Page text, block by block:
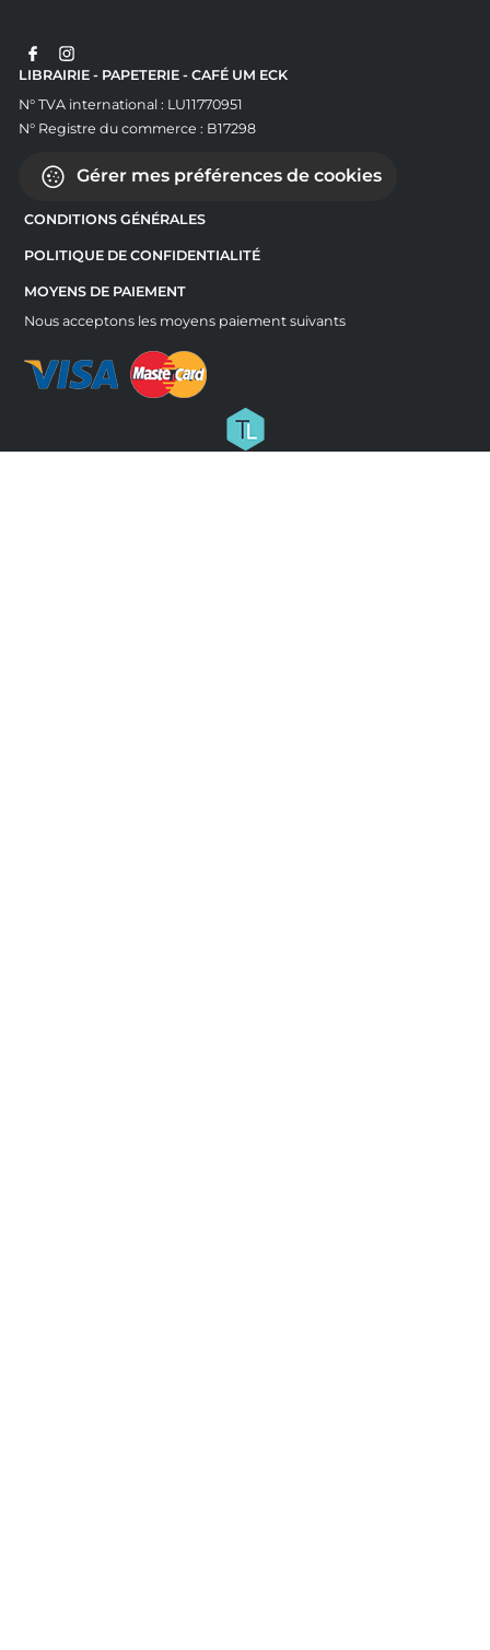
LIBRAIRIE - PAPETERIE - CAFÉ UM ECK
N° TVA international : LU11770951
N° Registre du commerce : B17298
Gérer mes préférences de cookies
CONDITIONS GÉNÉRALES
POLITIQUE DE CONFIDENTIALITÉ
MOYENS DE PAIEMENT
Nous acceptons les moyens paiement suivants